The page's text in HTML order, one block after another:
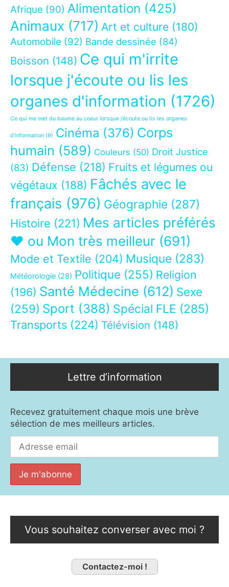
Afrique (90) Alimentation (425)
Animaux (717) Art et culture (180)
Automobile (92) Bande dessinée (84)
Boisson (148) Ce qui m'irrite
lorsque j'écoute ou lis les
organes d'information (1726)
Ce qui me met du baume au coeur lorsque j’écoute ou lis les organes
d’information (9) Cinéma (376) Corps
humain (589) Couleurs (50) Droit Justice
(83) Défense (218) Fruits et légumes ou
végétaux (188) Fâchés avec le
français (976) Géographie (287)
Histoire (221) Mes articles préférés
❤ ou Mon très meilleur (691)
Mode et Textile (204) Musique (283)
Météorologie (28) Politique (255) Religion
(196) Santé Médecine (612) Sexe
(259) Sport (388) Spécial FLE (285)
Transports (224) Télévision (148)
Lettre d’information
Recevez gratuitement chaque mois une brève
sélection de mes meilleurs articles.
Vous souhaitez converser avec moi ?
Contactez-moi !